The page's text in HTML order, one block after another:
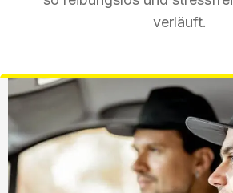
verläuft.